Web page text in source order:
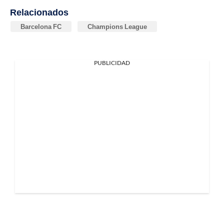
Relacionados
Barcelona FC Champions League
PUBLICIDAD